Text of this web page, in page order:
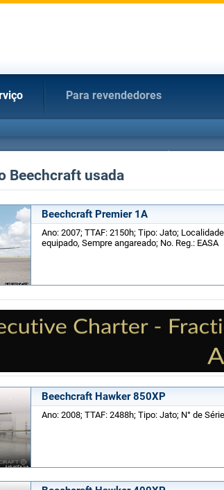
Para revendedores
Beechcraft usada
Beechcraft Premier 1A
Ano: 2007; TTAF: 2150h; Tipo: Jato;
equipado, Sempre angareado; No. Reg.: EASA
Beechcraft Hawker 850XP
Ano: 2008; TTAF: 2488h; Tipo: Jato; N° de